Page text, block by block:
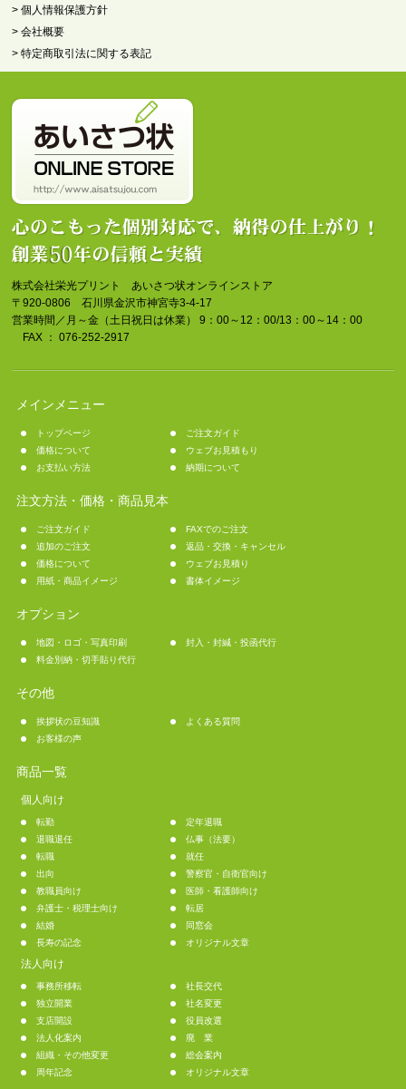
> 個人情報保護方針
> 会社概要
> 特定商取引法に関する表記
株式会社栄光プリント あいさつ状オンラインストア
〒920-0806 石川県金沢市神宮寺3-4-17
営業時間／月～金（土日祝日は休業） 9：00～12：00/13：00～14：00
FAX ： 076-252-2917
メインメニュー
トップページ
ご注文ガイド
価格について
ウェブお見積もり
お支払い方法
納期について
注文方法・価格・商品見本
ご注文ガイド
FAXでのご注文
追加のご注文
返品・交換・キャンセル
価格について
ウェブお見積り
用紙・商品イメージ
書体イメージ
オプション
地図・ロゴ・写真印刷
封入・封緘・投函代行
料金別納・切手貼り代行
その他
挨拶状の豆知識
よくある質問
お客様の声
商品一覧
個人向け
転勤
定年退職
退職退任
仏事（法要）
転職
就任
出向
警察官・自衛官向け
教職員向け
医師・看護師向け
弁護士・税理士向け
転居
結婚
同窓会
長寿の記念
オリジナル文章
法人向け
事務所移転
社長交代
独立開業
社名変更
支店開設
役員改選
法人化案内
廃 業
組織・その他変更
総会案内
周年記念
オリジナル文章